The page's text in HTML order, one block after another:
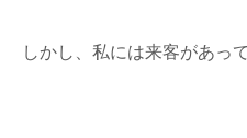
しかし、私には来客があっ